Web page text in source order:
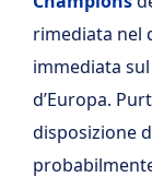
rimediata nel
immediata
d’Europa.
disposizione